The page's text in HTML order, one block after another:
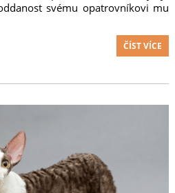
svému opatrovníkovi mu
ČÍST VÍCE